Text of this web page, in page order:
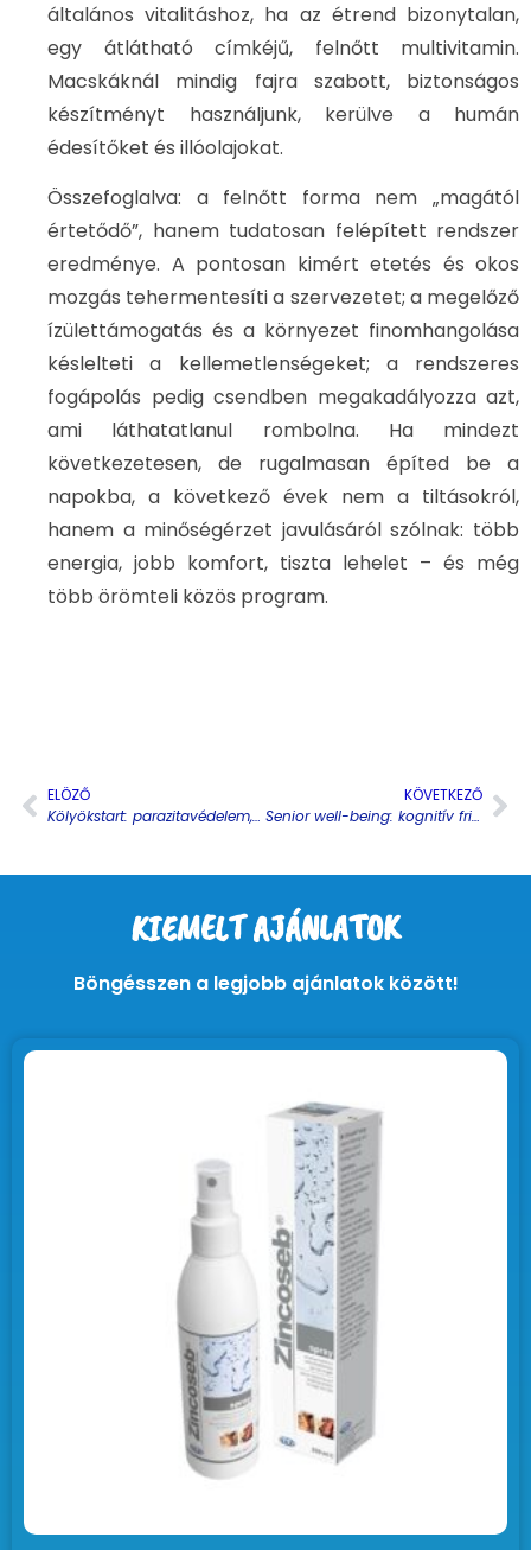
általános vitalitáshoz, ha az étrend bizonytalan,
egy átlátható címkéjű, felnőtt multivitamin.
Macskáknál mindig fajra szabott, biztonságos
készítményt használjunk, kerülve a humán
édesítőket és illóolajokat.
Összefoglalva: a felnőtt forma nem „magától
értetődő”, hanem tudatosan felépített rendszer
eredménye. A pontosan kimért etetés és okos
mozgás tehermentesíti a szervezetet; a megelőző
ízülettámogatás és a környezet finomhangolása
késlelteti a kellemetlenségeket; a rendszeres
fogápolás pedig csendben megakadályozza azt,
ami láthatatlanul rombolna. Ha mindezt
következetesen, de rugalmasan építed be a
napokba, a következő évek nem a tiltásokról,
hanem a minőségérzet javulásáról szólnak: több
energia, jobb komfort, tiszta lehelet – és még
több örömteli közös program.
ELÖZŐ
Kölyökstart: parazitavédelem, féreghajtó, alapvitaminok – biztos alapok az első hat hónapban
KÖVETKEZŐ
Senior well-being: kognitív frissesség, szív és ízületi támogatás – mindennapi rutin idős kutyáknak és macskáknak
KIEMELT AJÁNLATOK
Böngésszen a legjobb ajánlatok között!